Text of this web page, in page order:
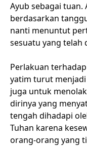
Ayub sebagai
berdasarkan
nanti menuntut
sesuatu yang telah
Perlakuan
yatim turut
juga untuk
dirinya yang
tengah dihadapi
Tuhan karena
orang-orang yang